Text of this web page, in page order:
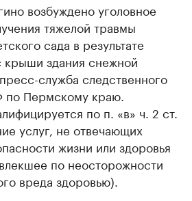
возбуждено уголовное
тяжелой травмы
сада в результате
крыши здания снежной
служба следственного
по Пермскому краю.
по п. «в» ч. 2 ст.
услуг, не отвечающих
жизни или здоровья
по неосторожности
вреда здоровью).